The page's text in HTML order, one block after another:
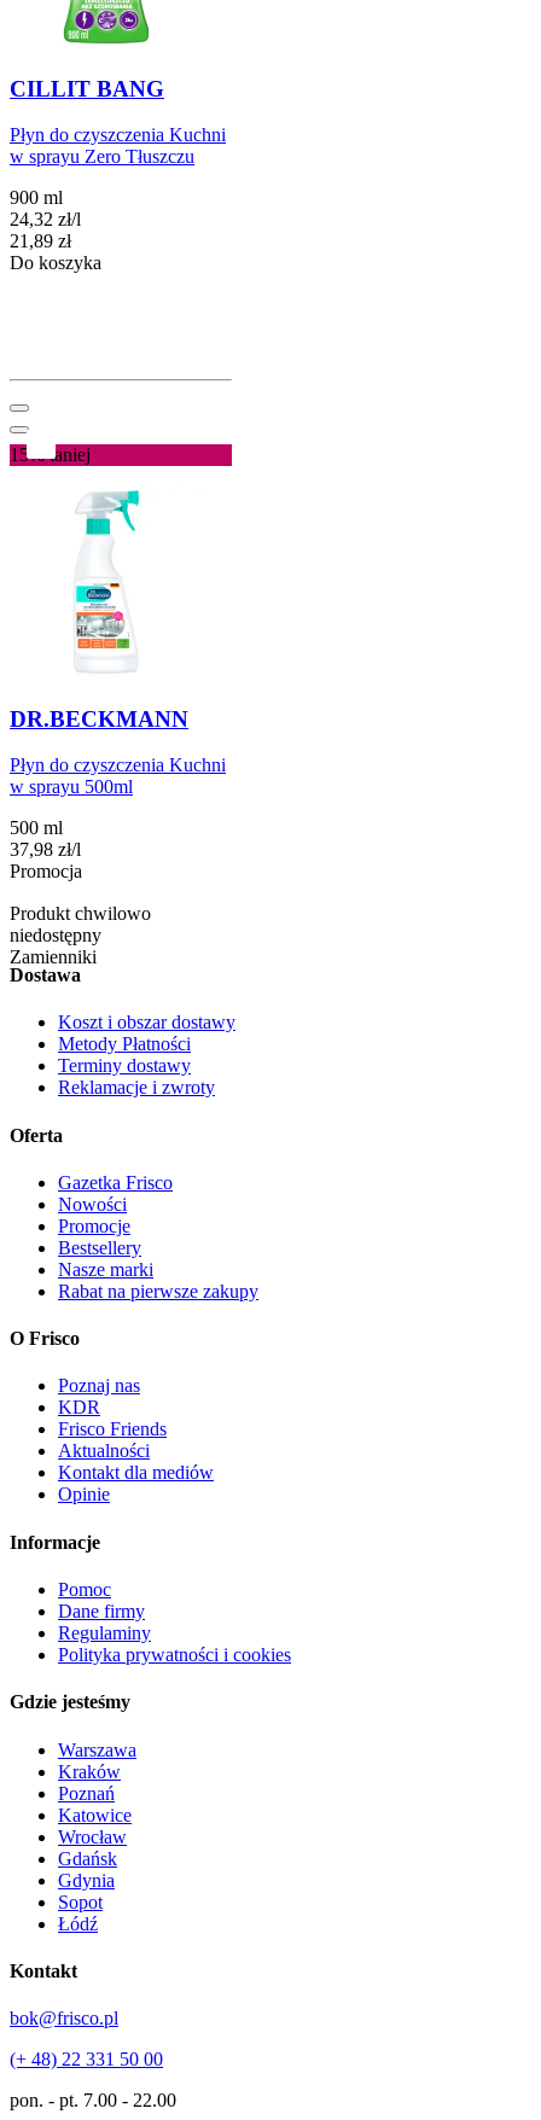
CILLIT BANG
Płyn do czyszczenia Kuchni
w sprayu Zero Tłuszczu
900 ml
24,32 zł/l
Cena
21,89 zł
Do koszyka
15%taniej
DR.BECKMANN
Płyn do czyszczenia Kuchni
w sprayu 500ml
500 ml
37,98 zł/l
Promocja
Produkt chwilowo
niedostępny
Zamienniki
Dostawa
Koszt i obszar dostawy
Metody Płatności
Terminy dostawy
Reklamacje i zwroty
Oferta
Gazetka Frisco
Nowości
Promocje
Bestsellery
Nasze marki
Rabat na pierwsze zakupy
O Frisco
Poznaj nas
KDR
Frisco Friends
Aktualności
Kontakt dla mediów
Opinie
Informacje
Pomoc
Dane firmy
Regulaminy
Polityka prywatności i cookies
Gdzie jesteśmy
Warszawa
Kraków
Poznań
Katowice
Wrocław
Gdańsk
Gdynia
Sopot
Łódź
Kontakt
bok@frisco.pl
(+ 48) 22 331 50 00
pon. - pt. 7.00 - 22.00